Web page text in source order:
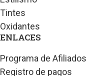
Tintes
Oxidantes
ENLACES
Programa de Afiliados
Registro de pagos